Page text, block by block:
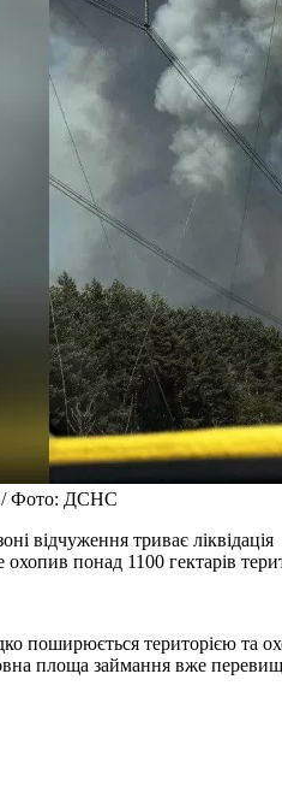
/ Фото: ДСНС
відчуження триває ліквідація
понад 1100 гектарів
поширюється територією та
площа займання вже